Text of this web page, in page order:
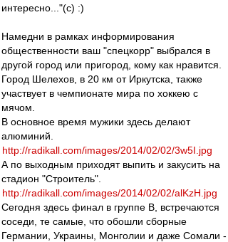
интересно..."(с) :)
Намедни в рамках информирования
общественности ваш "спецкорр" выбрался в
другой город или пригород, кому как нравится.
Город Шелехов, в 20 км от Иркутска, также
участвует в чемпионате мира по хоккею с
мячом.
В основное время мужики здесь делают
алюминий.
http://radikall.com/images/2014/02/02/3w5I.jpg
А по выходным приходят выпить и закусить на
стадион "Строитель".
http://radikall.com/images/2014/02/02/alKzH.jpg
Сегодня здесь финал в группе B, встречаются
соседи, те самые, что обошли сборные
Германии, Украины, Монголии и даже Сомали -